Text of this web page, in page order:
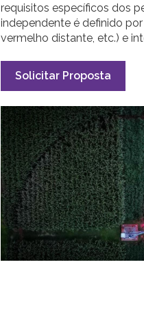
requisitos específicos dos
independente é definido por
vermelho distante, etc.) e
Solicitar Proposta